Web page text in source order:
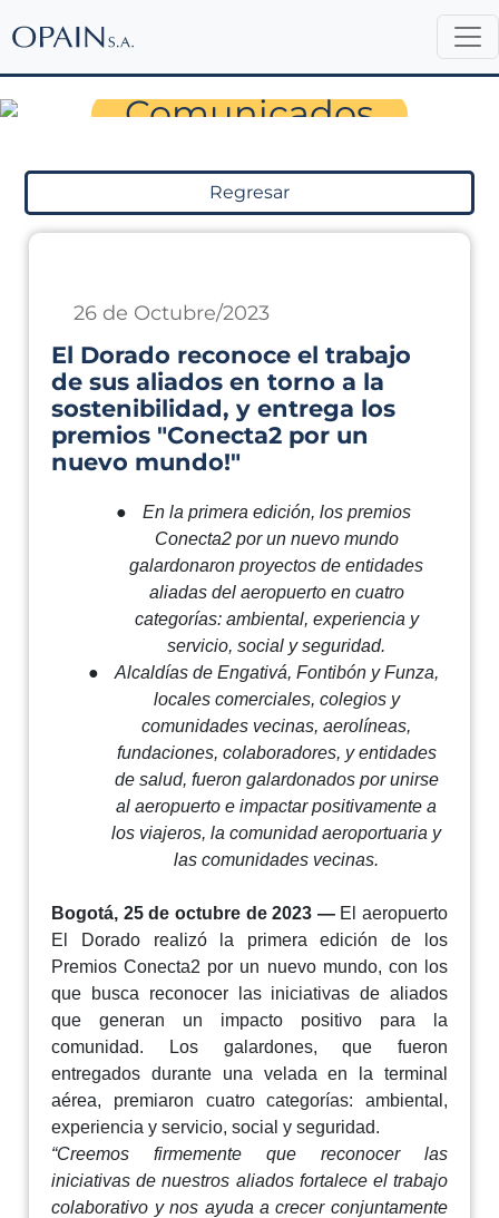
Sala de Prensa
Comunicados
Regresar
26 de Octubre/2023
El Dorado reconoce el trabajo
de sus aliados en torno a la
sostenibilidad, y entrega los
premios "Conecta2 por un
nuevo mundo!"
●
En la primera edición, los premios
Conecta2 por un nuevo mundo
galardonaron proyectos de entidades
aliadas del aeropuerto en cuatro
categorías: ambiental, experiencia y
servicio, social y seguridad.
●
Alcaldías de Engativá, Fontibón y Funza,
locales comerciales, colegios y
comunidades vecinas, aerolíneas,
fundaciones, colaboradores, y entidades
de salud, fueron galardonados por unirse
al aeropuerto e impactar positivamente a
los viajeros, la comunidad aeroportuaria y
las comunidades vecinas.
Bogotá, 25 de octubre de 2023 —El aeropuerto
El Dorado realizó la primera edición de los
Premios Conecta2 por un nuevo mundo, con los
que busca reconocer las iniciativas de aliados
que generan un impacto positivo para la
comunidad. Los galardones, que fueron
entregados durante una velada en la terminal
aérea, premiaron cuatro categorías: ambiental,
experiencia y servicio, social y seguridad.
“Creemos firmemente que reconocer las
iniciativas de nuestros aliados fortalece el trabajo
colaborativo y nos ayuda a crecer conjuntamente